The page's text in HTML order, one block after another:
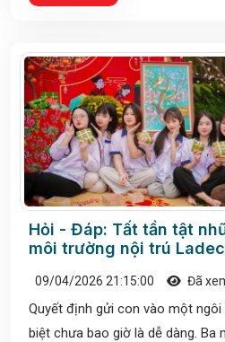
Hỏi - Đáp: Tất tần tật
môi trường nội trú
09/04/2026 21:15:00 Đã
Quyết định gửi con vào một
biệt chưa bao giờ là dễ dàng. Ba